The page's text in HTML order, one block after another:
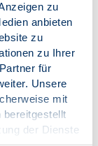
zu
anbieten
zu
zu Ihrer
für
Unsere
mit
bereitgestellt
der Dienste
zufügen